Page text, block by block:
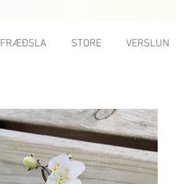
FRÆÐSLA STORE VERSLUN